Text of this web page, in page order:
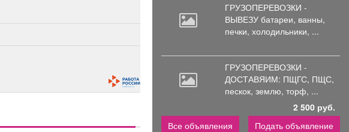
ГРУЗОПЕРЕВОЗКИ -
ВЫВЕЗУ батареи, ванны,
печки, холодильники, ...
ГРУЗОПЕРЕВОЗКИ -
ДОСТАВЯИМ: ПЩГС, ПЩС,
пескок, землю, торф, ...
2 500 руб.
Все объявления
Подать объявление